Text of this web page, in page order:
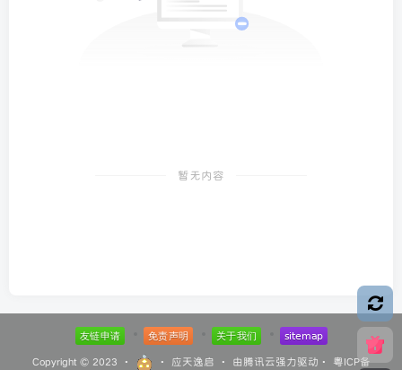
暂无内容
Copyright © 2023 · · 应天逸启 · 由 腾讯云强力驱动· 粤ICP备